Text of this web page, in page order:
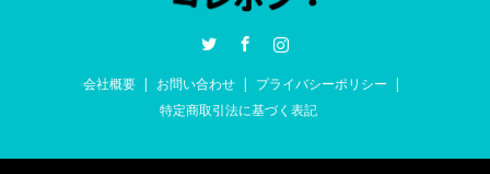
Instagram
会社概要 お問い合わせ
プライバシーポリシー
特定商取引法に基づく表記